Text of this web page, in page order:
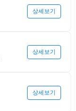
상세보기
상세보기
상세보기